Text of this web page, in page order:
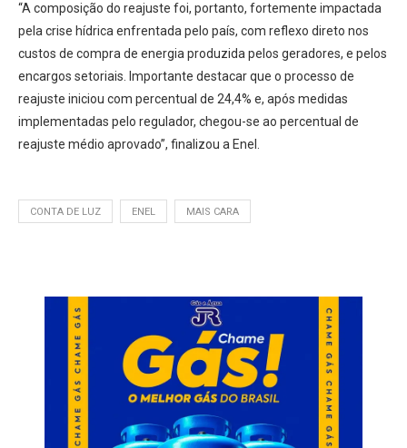
“A composição do reajuste foi, portanto, fortemente impactada
pela crise hídrica enfrentada pelo país, com reflexo direto nos
custos de compra de energia produzida pelos geradores, e pelos
encargos setoriais. Importante destacar que o processo de
reajuste iniciou com percentual de 24,4% e, após medidas
implementadas pelo regulador, chegou-se ao percentual de
reajuste médio aprovado”, finalizou a Enel.
CONTA DE LUZ ENEL MAIS CARA